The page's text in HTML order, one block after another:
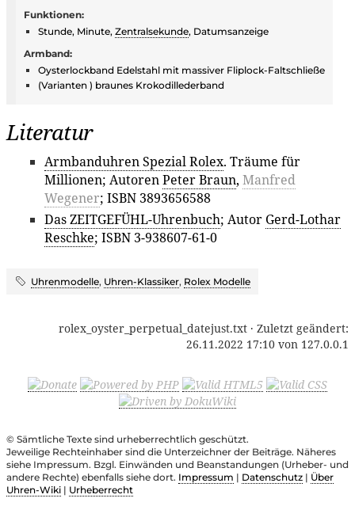
Funktionen:
Stunde, Minute, Zentralsekunde, Datumsanzeige
Armband:
Oysterlockband Edelstahl mit massiver Fliplock-Faltschließe
(Varianten ) braunes Krokodillederband
Literatur
Armbanduhren Spezial Rolex. Träume für
Millionen; AutorenPeter Braun, Manfred
Wegener; ISBN 3893656588
Das ZEITGEFÜHL-Uhrenbuch; Autor Gerd-Lothar
Reschke; ISBN 3-938607-61-0
Uhrenmodelle, Uhren-Klassiker, Rolex Modelle
rolex_oyster_perpetual_datejust.txt · Zuletzt geändert:
26.11.2022 17:10 von 127.0.0.1
© Sämtliche Texte sind urheberrechtlich geschützt.
Jeweilige Rechteinhaber sind die Unterzeichner der Beiträge. Näheres
siehe Impressum. Bzgl. Einwänden und Beanstandungen (Urheber- und
andere Rechte) ebenfalls siehe dort. Impressum | Datenschutz | Über
Uhren-Wiki | Urheberrecht